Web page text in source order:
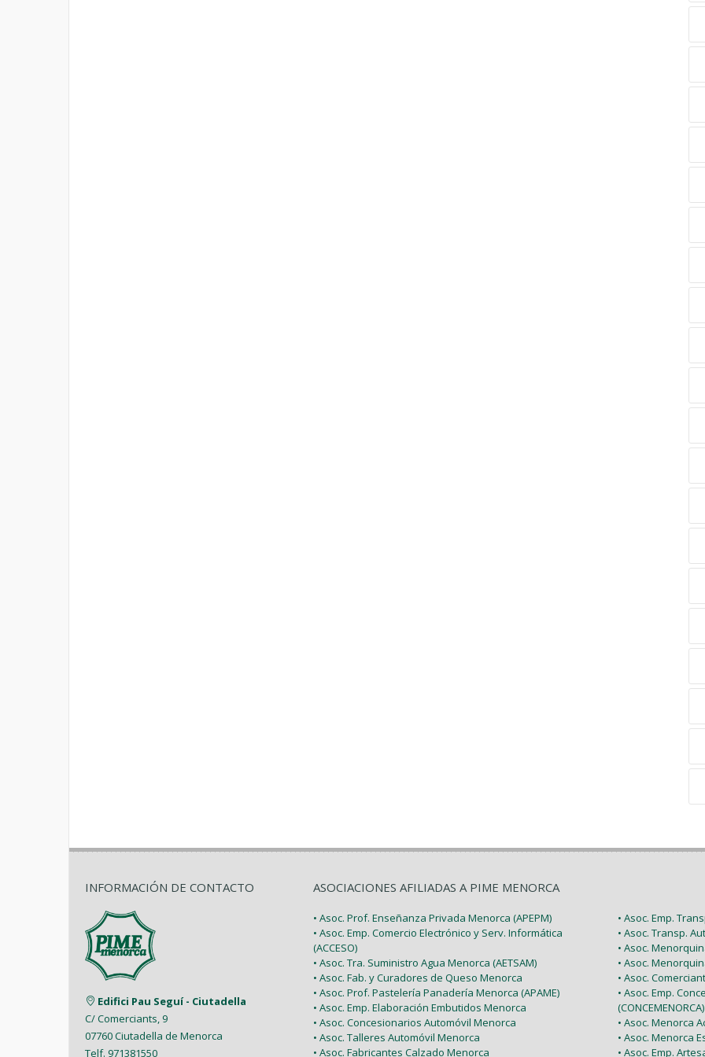
INFORMACIÓN DE CONTACTO
Edifici Pau Seguí - Ciutadella
C/ Comerciants, 9
07760 Ciutadella de Menorca
Telf. 971381550
ASOCIACIONES AFILIADAS A PIME MENORCA
• Asoc. Prof. Enseñanza Privada Menorca (APEPM)
• Asoc. Emp. Comercio Electrónico y Serv. Informática
(ACCESO)
• Asoc. Tra. Suministro Agua Menorca (AETSAM)
• Asoc. Fab. y Curadores de Queso Menorca
• Asoc. Prof. Pastelería Panadería Menorca (APAME)
• Asoc. Emp. Elaboración Embutidos Menorca
• Asoc. Concesionarios Automóvil Menorca
• Asoc. Talleres Automóvil Menorca
• Asoc. Fabricantes Calzado Menorca
• Asoc. Emp.
• Asoc. Transp.
• Asoc.
• Asoc.
• Asoc.
• Asoc. Emp.
(CONCEMENORCA)
• Asoc. Menorca
• Asoc. Menorca
• Asoc. Emp.